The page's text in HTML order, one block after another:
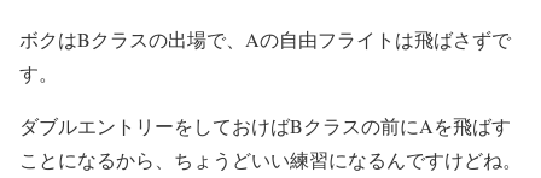
ボクはBクラスの出場で、Aの自由フライトは飛ばさずで
す。
ダブルエントリーをしておけばBクラスの前にAを飛ばす
ことになるから、ちょうどいい練習になるんですけどね。